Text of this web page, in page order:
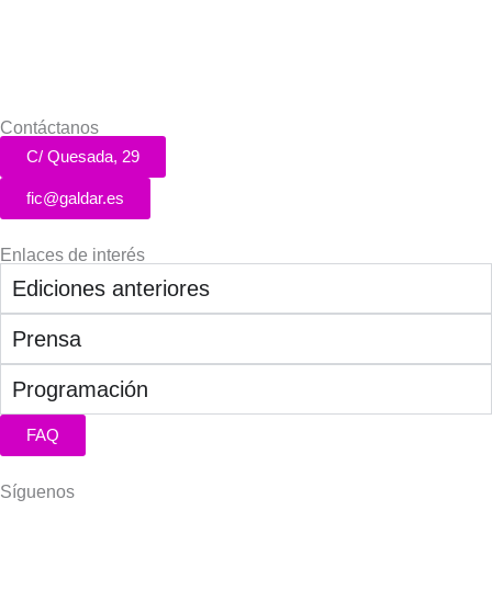
Contáctanos
C/ Quesada, 29
fic@galdar.es
Enlaces de interés
Ediciones anteriores
Prensa
Programación
FAQ
Síguenos